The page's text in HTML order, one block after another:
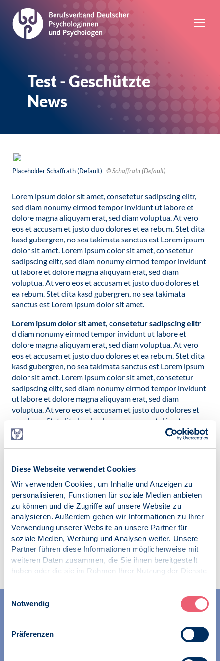
Diese Webseite verwendet Cookies
Wir verwenden Cookies, um Inhalte und Anzeigen zu
personalisieren, Funktionen für soziale Medien anbieten
zu können und die Zugriffe auf unsere Website zu
analysieren. Außerdem geben wir Informationen zu Ihrer
Verwendung unserer Website an unsere Partner für
soziale Medien, Werbung und Analysen weiter. Unsere
Partner führen diese Informationen möglicherweise mit
weiteren Daten zusammen, die Sie ihnen bereitgestellt
haben oder die sie im Rahmen Ihrer Nutzung der Dienste
gesammelt haben.
Notwendig
Präferenzen
Test - Geschützte
News
Placeholder Schaffrath (Default) © Schaffrath (Default)
Lorem ipsum dolor sit amet, consetetur sadipscing elitr,
sed diam nonumy eirmod tempor invidunt ut labore et
dolore magna aliquyam erat, sed diam voluptua. At vero
eos et accusam et justo duo dolores et ea rebum. Stet clita
kasd gubergren, no sea takimata sanctus est Lorem ipsum
dolor sit amet. Lorem ipsum dolor sit amet, consetetur
sadipscing elitr, sed diam nonumy eirmod tempor invidunt
ut labore et dolore magna aliquyam erat, sed diam
voluptua. At vero eos et accusam et justo duo dolores et
ea rebum. Stet clita kasd gubergren, no sea takimata
sanctus est Lorem ipsum dolor sit amet.
Lorem ipsum dolor sit amet, consetetur sadipscing elitr
d diam nonumy eirmod tempor invidunt ut labore et
dolore magna aliquyam erat, sed diam voluptua. At vero
eos et accusam et justo duo dolores et ea rebum. Stet clita
kasd gubergren, no sea takimata sanctus est Lorem ipsum
dolor sit amet. Lorem ipsum dolor sit amet, consetetur
sadipscing elitr, sed diam nonumy eirmod tempor invidunt
ut labore et dolore magna aliquyam erat, sed diam
voluptua. At vero eos et accusam et justo duo dolores et
ea rebum. Stet clita kasd gubergren, no sea takimata
sanctus est Lorem ipsum dolor sit amet.
News
Zur Übersicht